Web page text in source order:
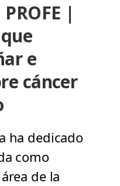
|
e
cáncer
ha dedicado
como
de la